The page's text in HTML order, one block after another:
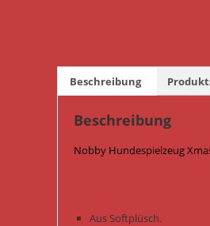
Beschreibung
Beschreibung
Nobby Hundespielzeug
Aus Softplüsch.